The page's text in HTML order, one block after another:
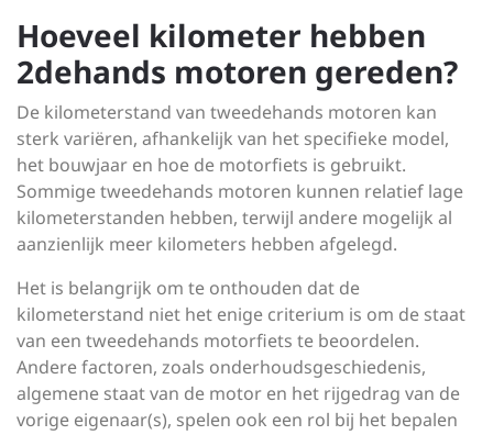
Hoeveel kilometer hebben
2dehands motoren gereden?
De kilometerstand van tweedehands motoren kan
sterk variëren, afhankelijk van het specifieke model,
het bouwjaar en hoe de motorfiets is gebruikt.
Sommige tweedehands motoren kunnen relatief lage
kilometerstanden hebben, terwijl andere mogelijk al
aanzienlijk meer kilometers hebben afgelegd.
Het is belangrijk om te onthouden dat de
kilometerstand niet het enige criterium is om de staat
van een tweedehands motorfiets te beoordelen.
Andere factoren, zoals onderhoudsgeschiedenis,
algemene staat van de motor en het rijgedrag van de
vorige eigenaar(s), spelen ook een rol bij het bepalen